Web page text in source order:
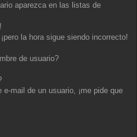
aparezca en las listas de
la hora sigue siendo incorrecto!
de usuario?
mail de un usuario, ¡me pide que